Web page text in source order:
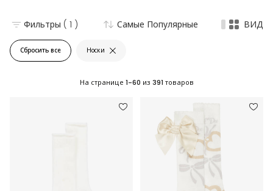
Сбросить все Носки
Фильтры ( 1 ) Самые Популярные ВИД
На странице 1-60 из 391 товаров